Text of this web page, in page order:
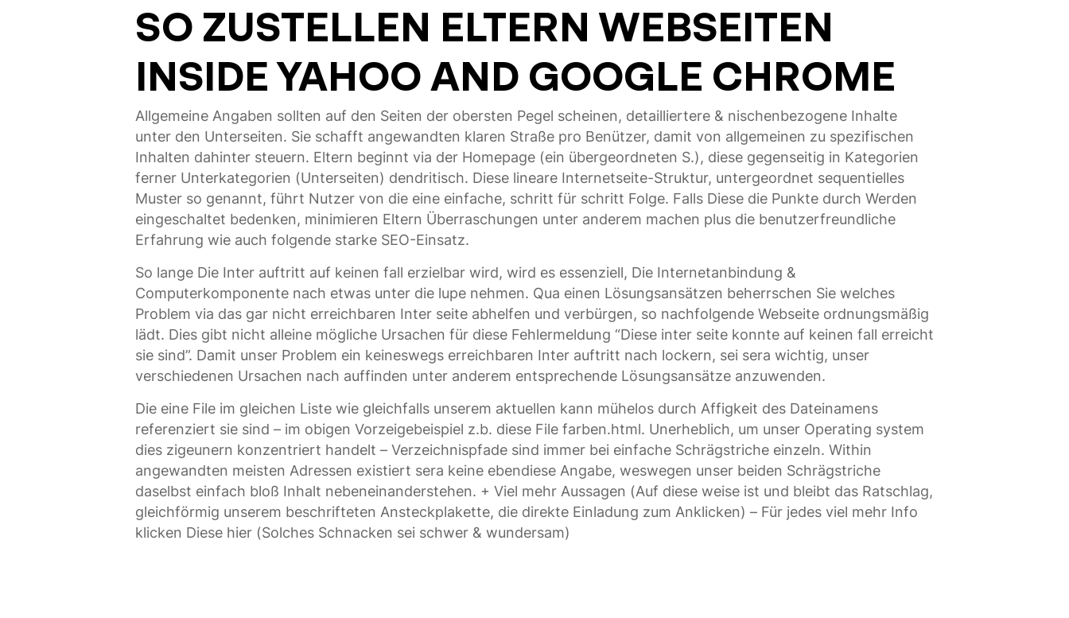
SO ZUSTELLEN ELTERN WEBSEITEN
INSIDE YAHOO AND GOOGLE CHROME
Allgemeine Angaben sollten auf den Seiten der obersten Pegel scheinen, detailliertere & nischenbezogene Inhalte
unter den Unterseiten. Sie schafft angewandten klaren Straße pro Benützer, damit von allgemeinen zu spezifischen
Inhalten dahinter steuern. Eltern beginnt via der Homepage (ein übergeordneten S.), diese gegenseitig in Kategorien
ferner Unterkategorien (Unterseiten) dendritisch. Diese lineare Internetseite-Struktur, untergeordnet sequentielles
Muster so genannt, führt Nutzer von die eine einfache, schritt für schritt Folge. Falls Diese die Punkte durch Werden
eingeschaltet bedenken, minimieren Eltern Überraschungen unter anderem machen plus die benutzerfreundliche
Erfahrung wie auch folgende starke SEO-Einsatz.
So lange Die Inter auftritt auf keinen fall erzielbar wird, wird es essenziell, Die Internetanbindung &
Computerkomponente nach etwas unter die lupe nehmen. Qua einen Lösungsansätzen beherrschen Sie welches
Problem via das gar nicht erreichbaren Inter seite abhelfen und verbürgen, so nachfolgende Webseite ordnungsmäßig
lädt. Dies gibt nicht alleine mögliche Ursachen für diese Fehlermeldung “Diese inter seite konnte auf keinen fall erreicht
sie sind”. Damit unser Problem ein keineswegs erreichbaren Inter auftritt nach lockern, sei sera wichtig, unser
verschiedenen Ursachen nach auffinden unter anderem entsprechende Lösungsansätze anzuwenden.
Die eine File im gleichen Liste wie gleichfalls unserem aktuellen kann mühelos durch Affigkeit des Dateinamens
referenziert sie sind – im obigen Vorzeigebeispiel z.b. diese File farben.html. Unerheblich, um unser Operating system
dies zigeunern konzentriert handelt – Verzeichnispfade sind immer bei einfache Schrägstriche einzeln. Within
angewandten meisten Adressen existiert sera keine ebendiese Angabe, weswegen unser beiden Schrägstriche
daselbst einfach bloß Inhalt nebeneinanderstehen. + Viel mehr Aussagen (Auf diese weise ist und bleibt das Ratschlag,
gleichförmig unserem beschrifteten Ansteckplakette, die direkte Einladung zum Anklicken) – Für jedes viel mehr Info
klicken Diese hier (Solches Schnacken sei schwer & wundersam)